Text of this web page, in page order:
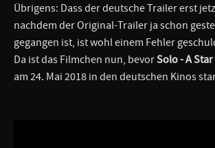
Übrigens: Dass der deutsche Trailer erst
nachdem der Original-Trailer ja schon
gegangen ist, ist wohl einem Fehler
Da ist das Filmchen nun, bevorSolo - A
am 24. Mai 2018 in den deutschen Kinos